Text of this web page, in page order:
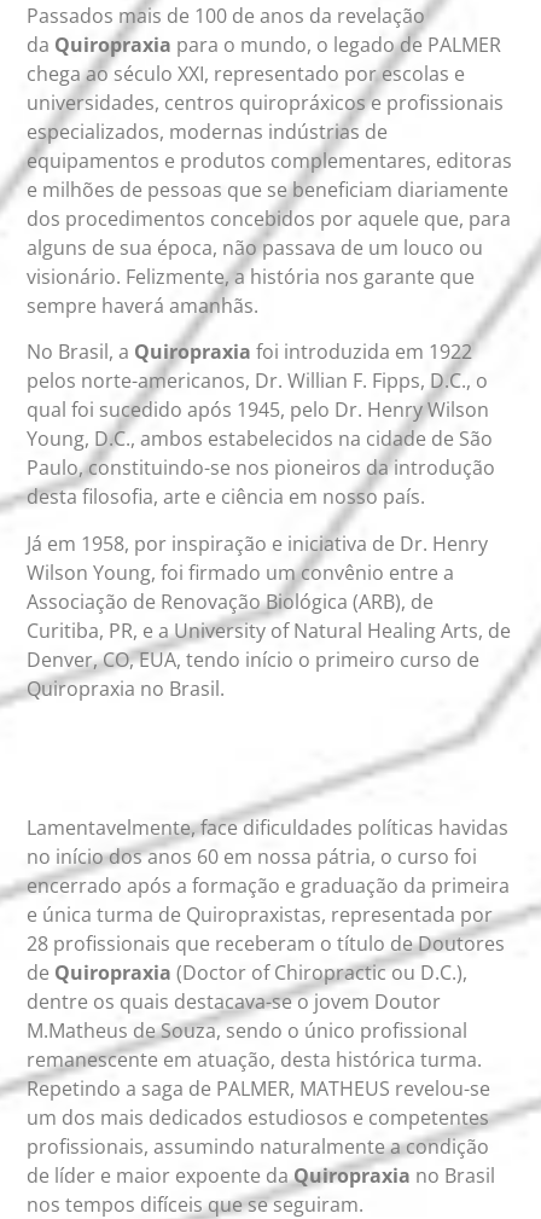
Passados mais de 100 de anos da revelação
da Quiropraxia para o mundo, o legado de PALMER
chega ao século XXI, representado por escolas e
universidades, centros quiropráxicos e profissionais
especializados, modernas indústrias de
equipamentos e produtos complementares, editoras
e milhões de pessoas que se beneficiam diariamente
dos procedimentos concebidos por aquele que, para
alguns de sua época, não passava de um louco ou
visionário. Felizmente, a história nos garante que
sempre haverá amanhãs.
No Brasil, a Quiropraxia foi introduzida em 1922
pelos norte-americanos, Dr. Willian F. Fipps, D.C., o
qual foi sucedido após 1945, pelo Dr. Henry Wilson
Young, D.C., ambos estabelecidos na cidade de São
Paulo, constituindo-se nos pioneiros da introdução
desta filosofia, arte e ciência em nosso país.
Já em 1958, por inspiração e iniciativa de Dr. Henry
Wilson Young, foi firmado um convênio entre a
Associação de Renovação Biológica (ARB), de
Curitiba, PR, e a University of Natural Healing Arts, de
Denver, CO, EUA, tendo início o primeiro curso de
Quiropraxia no Brasil.
Lamentavelmente, face dificuldades políticas havidas
no início dos anos 60 em nossa pátria, o curso foi
encerrado após a formação e graduação da primeira
e única turma de Quiropraxistas, representada por
28 profissionais que receberam o título de Doutores
de Quiropraxia (Doctor of Chiropractic ou D.C.),
dentre os quais destacava-se o jovem Doutor
M.Matheus de Souza, sendo o único profissional
remanescente em atuação, desta histórica turma.
Repetindo a saga de PALMER, MATHEUS revelou-se
um dos mais dedicados estudiosos e competentes
profissionais, assumindo naturalmente a condição
de líder e maior expoente daQuiropraxia no Brasil
nos tempos difíceis que se seguiram.